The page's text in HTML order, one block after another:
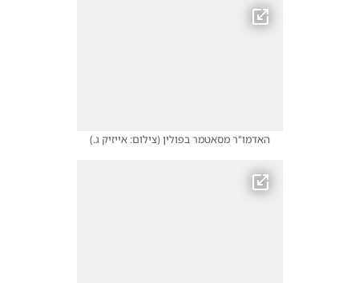
האדמו"ר מסאטמר בפולין(צילום: אייזיק ג.)